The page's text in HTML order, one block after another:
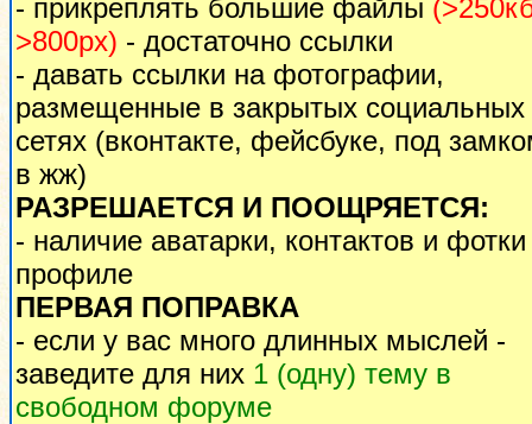
- прикреплять большие файлы
>800px) - достаточно ссылки
- давать ссылки на фотографии,
размещенные в закрытых социальных
сетях (вконтакте, фейсбуке, под
в жж)
РАЗРЕШАЕТСЯ И ПООЩРЯЕТСЯ:
- наличие аватарки, контактов и
профиле
ПЕРВАЯ ПОПРАВКА
- если у вас много длинных мыслей -
заведите для них 1 (одну) тему в
свободном форуме